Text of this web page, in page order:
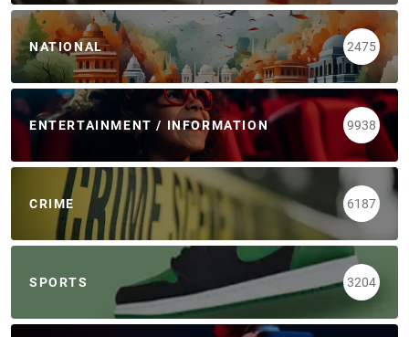
NATIONAL 2475
ENTERTAINMENT / INFORMATION 9938
CRIME 6187
SPORTS 3204